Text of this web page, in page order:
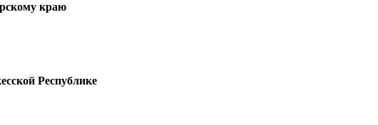
краю
Республике